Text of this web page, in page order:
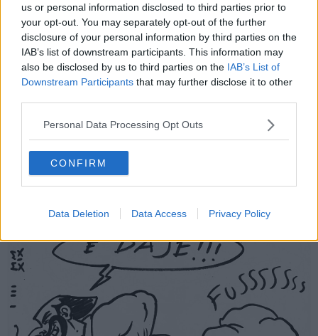
us or personal information disclosed to third parties prior to
your opt-out. You may separately opt-out of the further
disclosure of your personal information by third parties on the
IAB’s list of downstream participants. This information may
also be disclosed by us to third parties on the IAB’s List of
Downstream Participants that may further disclose it to other
Personal Data Processing Opt Outs
CONFIRM
Data Deletion Data Access Privacy Policy